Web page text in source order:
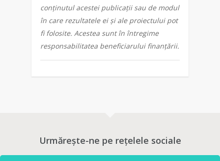
conținutul acestei publicații sau de modul
în care rezultatele ei și ale proiectului pot
fi folosite. Acestea sunt în întregime
responsabilitatea beneficiarului finanțării.
Urmărește-ne pe rețelele sociale